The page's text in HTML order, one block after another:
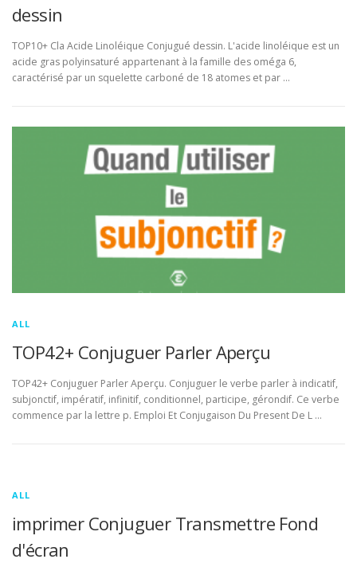
dessin
TOP10+ Cla Acide Linoléique Conjugué dessin. L'acide linoléique est un
acide gras polyinsaturé appartenant à la famille des oméga 6,
caractérisé par un squelette carboné de 18 atomes et par …
ALL
TOP42+ Conjuguer Parler Aperçu
TOP42+ Conjuguer Parler Aperçu. Conjuguer le verbe parler à indicatif,
subjonctif, impératif, infinitif, conditionnel, participe, gérondif. Ce verbe
commence par la lettre p. Emploi Et Conjugaison Du Present De L …
ALL
imprimer Conjuguer Transmettre Fond
d'écran